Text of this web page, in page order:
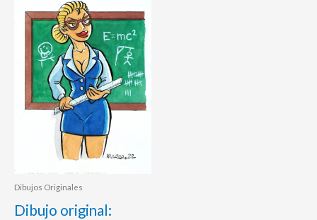
Dibujos Originales
Dibujo original: